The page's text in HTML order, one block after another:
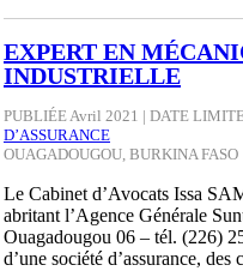
EXPERT EN
INDUSTRIELLE
PUBLIÉE Avril 2021 | DATE
D’ASSURANCE
OUAGADOUGOU, BURKINA FASO
Le Cabinet d’Avocats Issa
abritant l’Agence Générale
Ouagadougou 06 – tél. (226)
d’une société d’assurance,